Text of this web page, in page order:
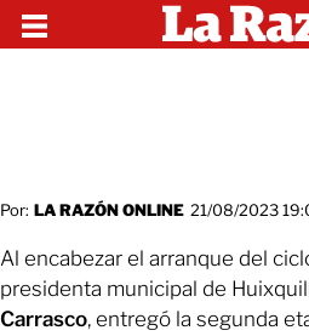
Por: LA RAZÓN ONLINE 21/08/2023
Al encabezar el arranque del
presidenta municipal de
Carrasco, entregó la segunda